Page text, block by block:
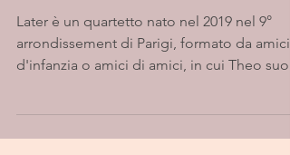
Later è un quartetto nato nel 2019 nel 9°
arrondissement di Parigi, formato da amici
d'infanzia o amici di amici, in cui Theo